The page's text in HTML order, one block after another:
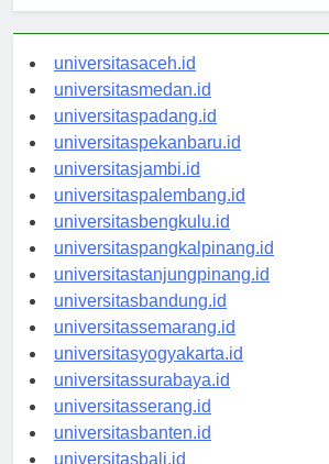
universitasaceh.id
universitasmedan.id
universitaspadang.id
universitaspekanbaru.id
universitasjambi.id
universitaspalembang.id
universitasbengkulu.id
universitaspangkalpinang.id
universitastanjungpinang.id
universitasbandung.id
universitassemarang.id
universitasyogyakarta.id
universitassurabaya.id
universitasserang.id
universitasbanten.id